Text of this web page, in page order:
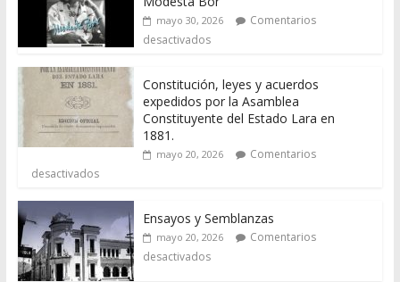
mayo 30, 2026
Comentarios
desactivados
Constitución, leyes y acuerdos
expedidos por la Asamblea
Constituyente del Estado Lara en
1881.
mayo 20, 2026
Comentarios
desactivados
Ensayos y Semblanzas
mayo 20, 2026
Comentarios
desactivados